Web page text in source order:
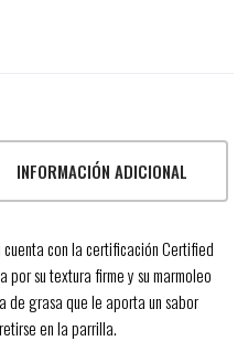
INFORMACIÓN ADICIONAL
con la certificación Certified
su textura firme y su marmoleo
de grasa que le aporta un sabor
en la parrilla.